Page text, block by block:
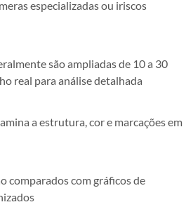
especializadas ou iriscos
são ampliadas de 10 a 30
real para análise detalhada
a estrutura, cor e marcações em
comparados com gráficos de